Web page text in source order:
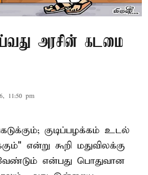
அரசின் கடமை
11:50 pm
குடிப்பழக்கம் உடல்
என்று கூறி மதுவிலக்கு
என்பது பொதுவான